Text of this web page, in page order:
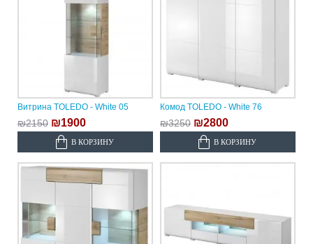
Витрина TOLEDO - White 05
₪2150 ₪1900
В КОРЗИНУ
Комод TOLEDO - White 76
₪3250 ₪2800
В КОРЗИНУ